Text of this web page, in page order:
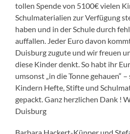
tollen Spende von 5100€ vielen
Schulmaterialien zur Verfügung
haben und in der Schule durch
auffallen. Jeder Euro davon
Duisburg zugute und wir freuen
diese Kinder denkt. So habt ihr
umsonst „in die Tonne gehauen“
Kindern Hefte, Stifte und
gepackt. Ganz herzlichen Dank !
Duisburg